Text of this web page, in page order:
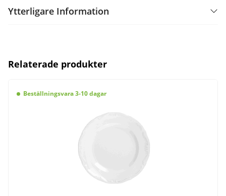
Ytterligare Information
Relaterade produkter
Beställningsvara 3-10 dagar